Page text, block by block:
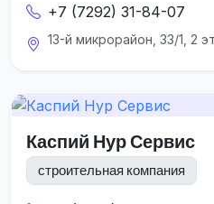
+7 (7292) 31-84-07
13-й микрорайон, 33/1, 2
Каспий Нур Сервис
строительная компания